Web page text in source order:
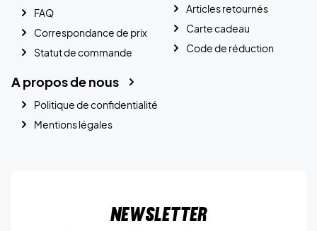
FAQ
Correspondance de prix
Statut de commande
Articles retournés
Carte cadeau
Code de réduction
A propos de nous
Politique de confidentialité
Mentions légales
Newsletter